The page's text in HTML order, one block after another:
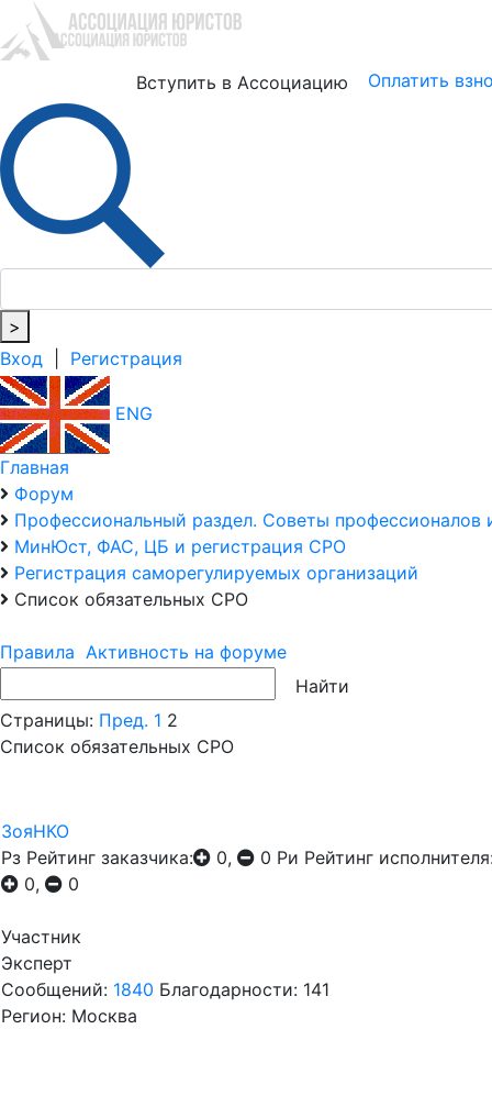
Вступить в Ассоциацию Оплатить
>
Вход
Регистрация
ENG
Главная
Форум
Профессиональный раздел. Советы
МинЮст, ФАС, ЦБ и регистрация СРО
Регистрация саморегулируемых организаций
Список обязательных СРО
Правила Активность на форуме
Страницы: Пред. 1 2
Список обязательных СРО
ЗояНКО
Рз Рейтинг заказчика: 0, 0 Ри Рейтинг
0,
0
Участник
Эксперт
Сообщений: 1840 Благодарности: 141
Регион: Москва